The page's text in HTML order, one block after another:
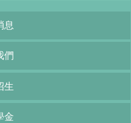
息
們
生
金